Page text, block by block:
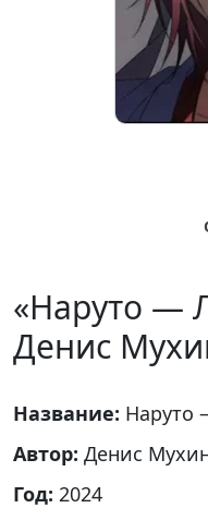
«Наруто —
Денис
Название: Наруто
Автор: Денис
Год: 2024